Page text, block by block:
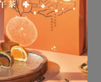
醉晶瑩雞腿捲
NT$450